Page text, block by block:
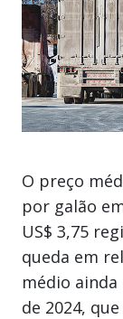
O preço
por galão
US$ 3,75
queda em
médio
de 2024,